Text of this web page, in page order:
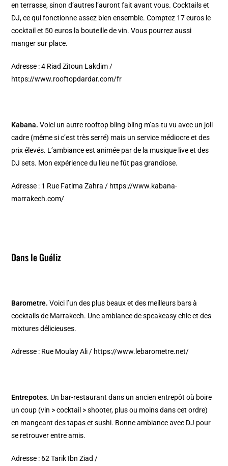
en terrasse, sinon d’autres l’auront fait avant vous. Cocktails et
DJ, ce qui fonctionne assez bien ensemble. Comptez 17 euros le
cocktail et 50 euros la bouteille de vin. Vous pourrez aussi
manger sur place.
Adresse : 4 Riad Zitoun Lakdim /
https://www.rooftopdardar.com/fr
Kabana. Voici un autre rooftop bling-bling m’as-tu vu avec un joli
cadre (même si c’est très serré) mais un service médiocre et des
prix élevés. L’ambiance est animée par de la musique live et des
DJ sets. Mon expérience du lieu ne fût pas grandiose.
Adresse : 1 Rue Fatima Zahra / https://www.kabana-
marrakech.com/
Dans le Guéliz
Barometre. Voici l’un des plus beaux et des meilleurs bars à
cocktails de Marrakech. Une ambiance de speakeasy chic et des
mixtures délicieuses.
Adresse : Rue Moulay Ali / https://www.lebarometre.net/
Entrepotes. Un bar-restaurant dans un ancien entrepôt où boire
un coup (vin > cocktail > shooter, plus ou moins dans cet ordre)
en mangeant des tapas et sushi. Bonne ambiance avec DJ pour
se retrouver entre amis.
Adresse : 62 Tarik Ibn Ziad /